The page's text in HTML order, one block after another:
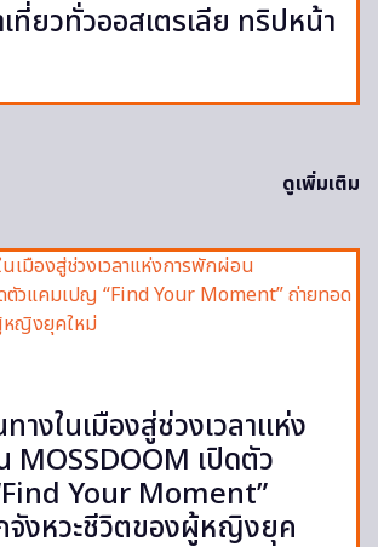
ที่ยวทั่วออสเตรเลีย ทริปหน้า
ดูเพิ่มเติม
างในเมืองสู่ช่วงเวลาแห่ง
MOSSDOOM เปิดตัว
Your Moment”
จังหวะชีวิตของผู้หญิงยุค